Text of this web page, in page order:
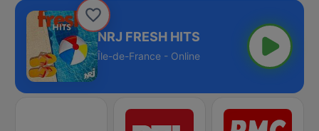
NRJ FRESH HITS
Île-de-France - Online